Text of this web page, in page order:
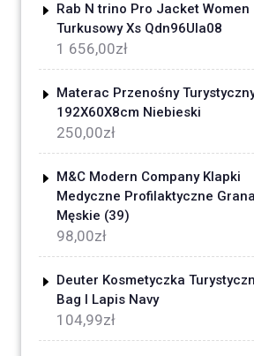
Rab N trino Pro Jacket Women
Turkusowy Xs Qdn96Ula08
1 656,00zł
Materac Przenośny
192X60X8cm Niebieski
250,00zł
M&C Modern Company Klapki
Medyczne Profilaktyczne
Męskie (39)
98,00zł
Deuter Kosmetyczka
Bag I Lapis Navy
104,99zł